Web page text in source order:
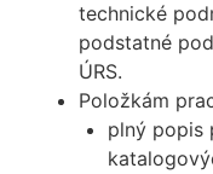
technické
podstatné
ÚRS.
Položkám
plný popis